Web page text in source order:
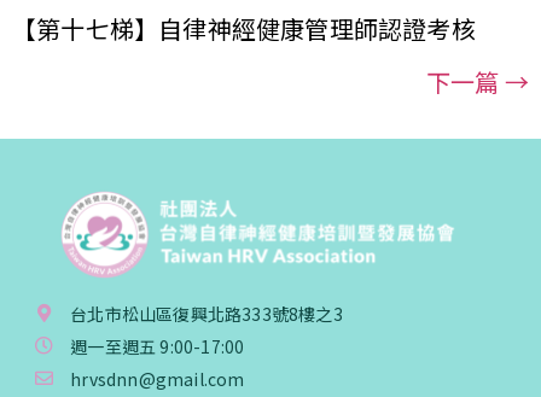
【第十七梯】自律神經健康管理師認證考核
下一篇→
台北市松山區復興北路333號8樓之3
週一至週五 9:00-17:00
hrvsdnn@gmail.com